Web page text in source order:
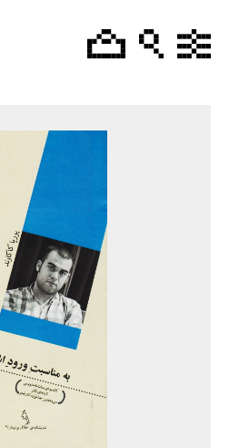
به مناسبت ورود اشکان